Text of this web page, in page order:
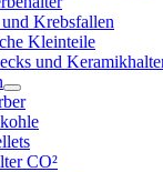
Krebsfallen
Kleinteile
und
CO²